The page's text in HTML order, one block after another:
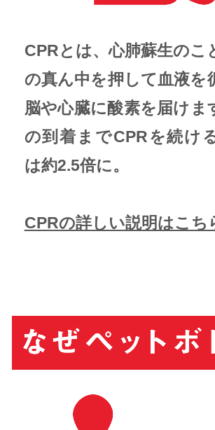
CPRとは、心肺蘇生のこ
の真ん中を押して血液を
脳や心臓に酸素を届けま
の到着までCPRを続け
は約2.5倍に。
CPRの詳しい説明はこち